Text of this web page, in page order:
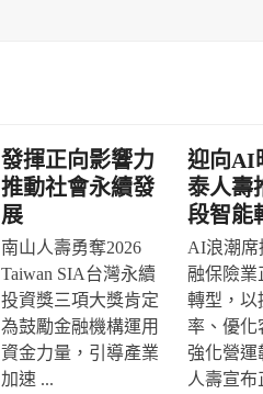
發揮正向影響力
推動社會永續發
展
南山人壽勇奪2026
Taiwan SIA台灣永續
投資獎三項大獎肯定
為鼓勵金融機構運用
資金力量，引導產業
加速 ...
迎向AI
泰人壽
段智能
AI浪潮席
融保險業
轉型，以
率、優化
強化營運
人壽宣布